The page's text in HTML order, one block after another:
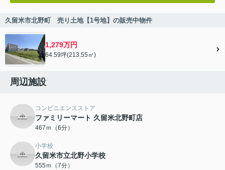
久留米市北野町 売り土地【1号地】の販売中物件
1,279万円
64.59坪(213.55㎡)
周辺施設
コンビニエンスストア
ファミリーマート 久留米北野町店
467ｍ（6分）
小学校
久留米市立北野小学校
555ｍ（7分）